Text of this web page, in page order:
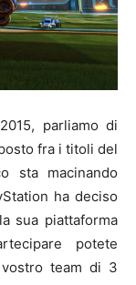
parliamo di
fra i titoli del
sta macinando
ha deciso
sua piattaforma
potete
team di 3